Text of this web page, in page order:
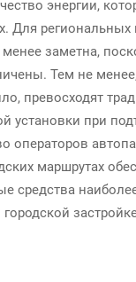
энергии,
Для
заметна,
Тем не
превосходят
установки при
операторов
маршрутах
средства